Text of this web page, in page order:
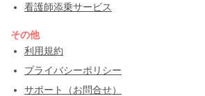
看護師添乗サービス
その他
利用規約
プライバシーポリシー
サポート（お問合せ）